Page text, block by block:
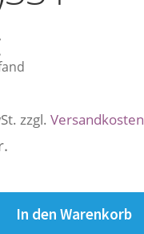
zzgl.Versandkosten
In den Warenkorb